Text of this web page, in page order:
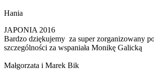
Hania
JAPONIA 2016
Bardzo dziękujemy za super zorganizowany
szczególności za wspaniała Monikę Galicką
Małgorzata i Marek Bik